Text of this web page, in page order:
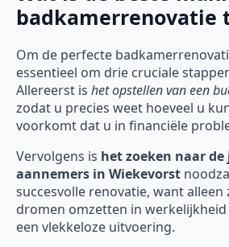
badkamerrenovatie
Om de perfecte
essentieel om drie cruciale
Allereerst is het opstellen van een
zodat u precies weet hoeveel u
voorkomt dat u in financiële
Vervolgens is het zoeken naar
aannemers in Wiekevorst
succesvolle renovatie, want
dromen omzetten in
een vlekkeloze uitvoering.